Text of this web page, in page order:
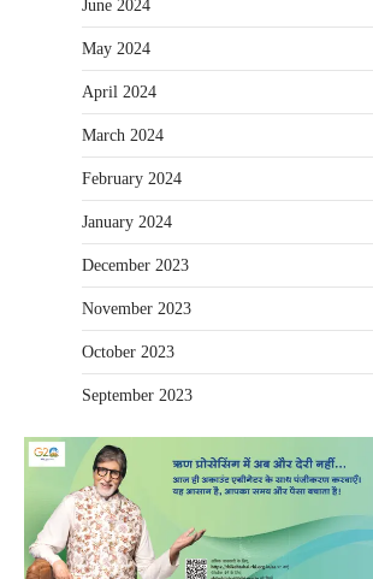
June 2024
May 2024
April 2024
March 2024
February 2024
January 2024
December 2023
November 2023
October 2023
September 2023